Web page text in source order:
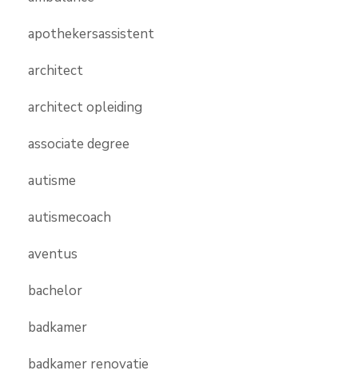
apothekersassistent
architect
architect opleiding
associate degree
autisme
autismecoach
aventus
bachelor
badkamer
badkamer renovatie